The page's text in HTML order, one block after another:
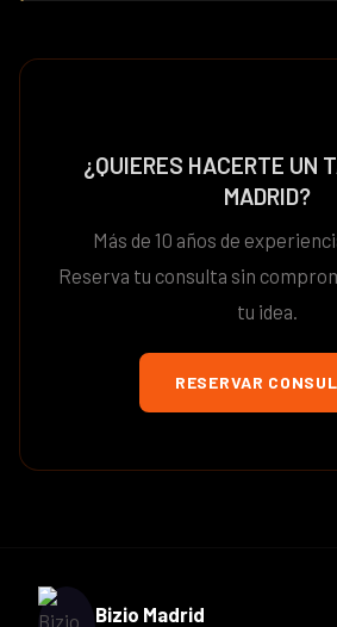
¿QUIERES HACERTE UN
MADRID?
Más de 10 años de
Reserva tu consulta sin
tu idea.
RESERVAR
Bizio Madrid